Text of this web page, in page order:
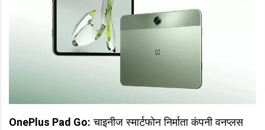
OnePlus Pad Go: चाइनीज स्मार्टफोन निर्माता कंपनी वनप्लस